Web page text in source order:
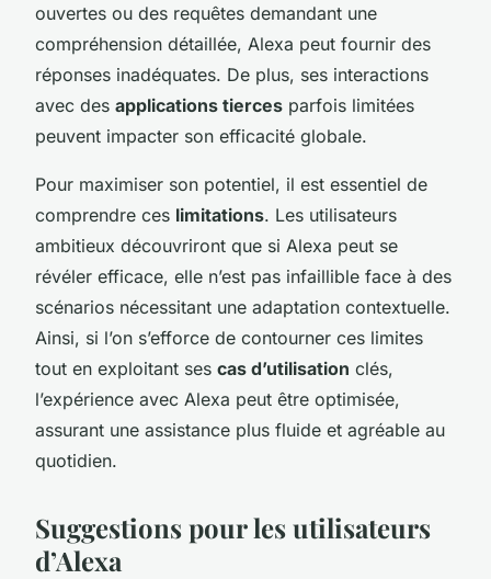
ouvertes ou des requêtes demandant une
compréhension détaillée, Alexa peut fournir des
réponses inadéquates. De plus, ses interactions
avec des applications tierces parfois limitées
peuvent impacter son efficacité globale.
Pour maximiser son potentiel, il est essentiel de
comprendre ces limitations. Les utilisateurs
ambitieux découvriront que si Alexa peut se
révéler efficace, elle n’est pas infaillible face à des
scénarios nécessitant une adaptation contextuelle.
Ainsi, si l’on s’efforce de contourner ces limites
tout en exploitant ses cas d’utilisation clés,
l’expérience avec Alexa peut être optimisée,
assurant une assistance plus fluide et agréable au
quotidien.
Suggestions pour les utilisateurs
d’Alexa